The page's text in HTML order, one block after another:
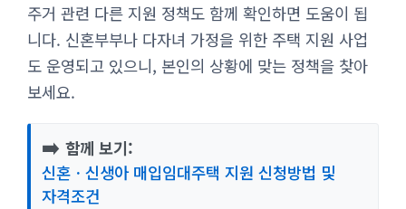
주거 관련 다른 지원 정책도 함께 확인하면 도움이 됩
니다. 신혼부부나 다자녀 가정을 위한 주택 지원 사업
도 운영되고 있으니, 본인의 상황에 맞는 정책을 찾아
보세요.
➡️ 함께 보기:
신혼ㆍ신생아 매입임대주택 지원 신청방법 및
자격조건